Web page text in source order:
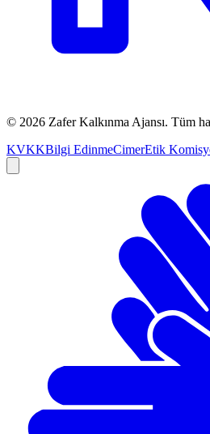
© 2026 Zafer Kalkınma Ajansı. Tüm
KVKKBilgi EdinmeCimerEtik